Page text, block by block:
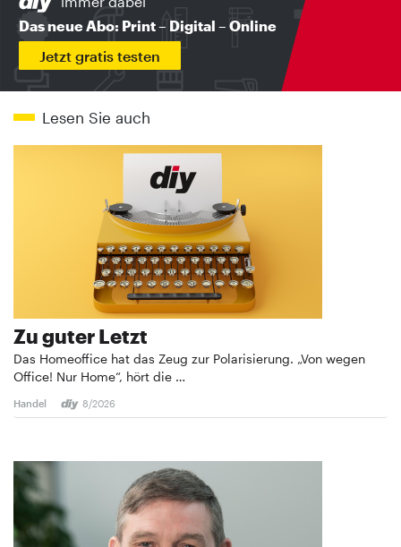
Das neue Abo: Print – Digital – Online
Jetzt gratis testen
Lesen Sie auch
Zu guter Letzt
Das Homeoffice hat das Zeug zur Polarisierung. „Von wegen
Office! Nur Home“, hört die …
Handel 8/2026